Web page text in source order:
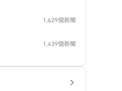
1,629個新聞
1,439個新聞